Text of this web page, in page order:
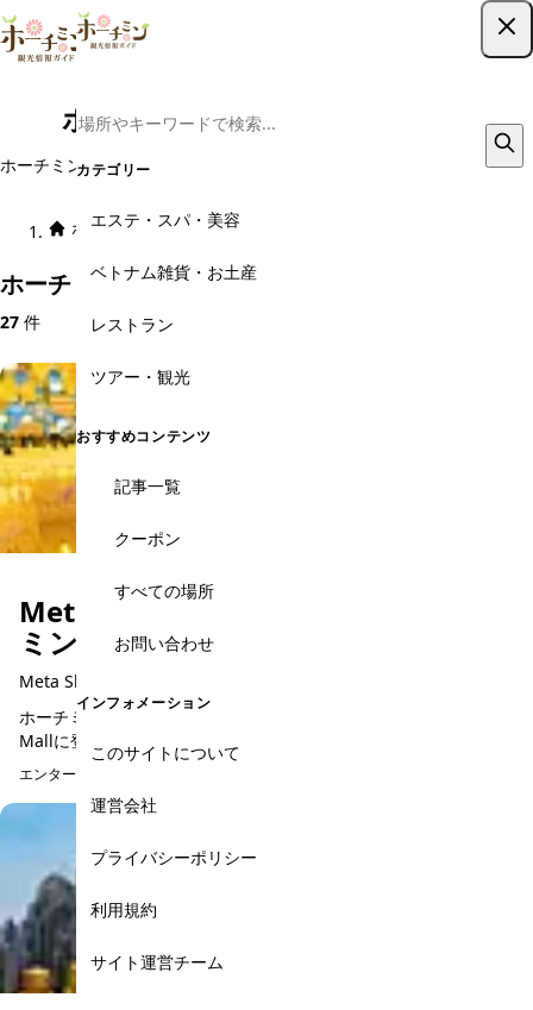
カテゴリー
エステ・スパ・美容
ベトナム雑貨・お土産
レストラン
ツアー・観光
おすすめコンテンツ
記事一覧
クーポン
すべての場所
お問い合わせ
インフォメーション
このサイトについて
運営会社
プライバシーポリシー
利用規約
サイト運営チーム
ホーチミン郊外の観光スポット
ホーチミン市内やその周辺には、旅行者が集中するエリア以外にも、ベ
ホーム エリア × カテゴリ
ホーチミン郊外のおすすめ観光スポット
27 件
Meta Show（メタショー）｜ホーチ
ミンで話題の体験型アート展
Meta Show - Thiso Mall
ホーチミンで今話題の体験型アート展「Meta Show」は、Thiso
Mallに登場した没入型ミュージアムです。光や映像、テクノロジ
ーを使った30種類以上の展示があり、まるで異世界に迷い込ん
だ...
エンターテイメント、アクティビティ